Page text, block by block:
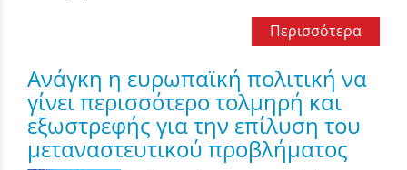
Περισσότερα
Ανάγκη η ευρωπαϊκή πολιτική να
γίνει περισσότερο τολμηρή και
εξωστρεφής για την επίλυση του
μεταναστευτικού προβλήματος